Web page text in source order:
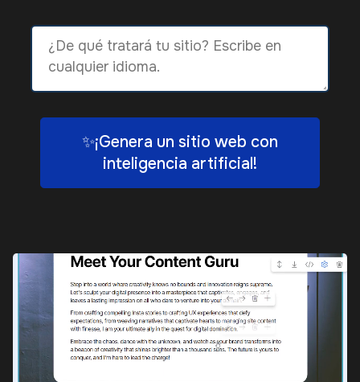
✨¡Genera un sitio web con
inteligencia artificial!